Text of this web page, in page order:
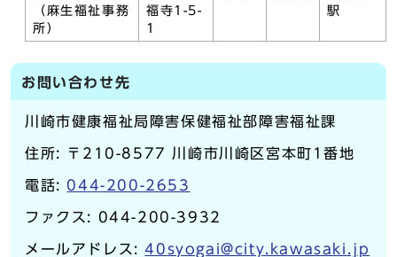
（麻生福祉事務
所）
福寺1-5-
1
駅
お問い合わせ先
川崎市健康福祉局障害保健福祉部障害福祉課
住所: 〒210-8577 川崎市川崎区宮本町1番地
電話: 044-200-2653
ファクス: 044-200-3932
メールアドレス:40syogai@city.kawasaki.jp